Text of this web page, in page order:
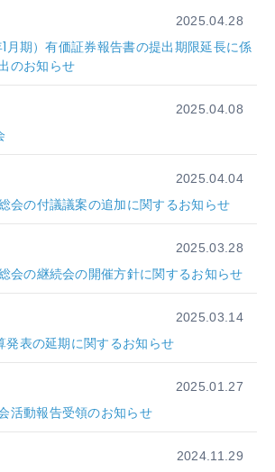
2025.04.28
月期）有価証券報告書の提出期限延長に係
のお知らせ
2025.04.08
2025.04.04
会の付議議案の追加に関するお知らせ
2025.03.28
会の継続会の開催方針に関するお知らせ
2025.03.14
発表の延期に関するお知らせ
2025.01.27
活動報告受領のお知らせ
2024.11.29